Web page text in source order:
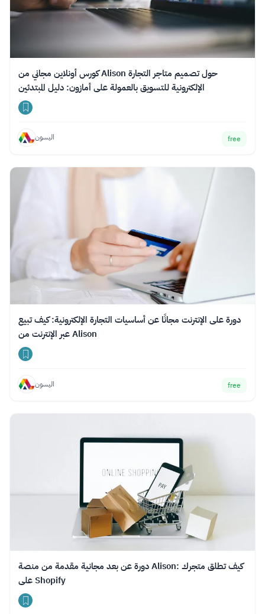
كورس أونلاين مجاني من Alison حول تصميم متاجر التجارة
الإلكترونية للتسويق بالعمولة على أمازون: دليل المبتدئين
اليسون free
دورة على الإنترنت مجانًا عن أساسيات التجارة الإلكترونية: كيف تبيع
عبر الإنترنت من Alison
اليسون free
دورة عن بعد مجانية مقدمة من منصة Alison: كيف تطلق متجرك
على Shopify